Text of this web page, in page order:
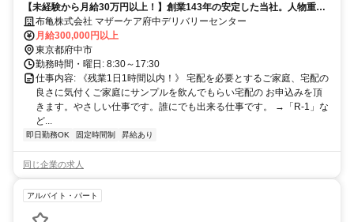
【未経験から月給30万円以上！】創業143年の安定した当社。人物重
視・年齢学歴不問です！
布亀株式会社 マザーケア府中デリバリーセンター
月給300,000円以上
東京都府中市
勤務時間・曜日: 8:30～17:30
仕事内容: 《残業1日1時間以内！》 宅配を必要とするご家庭、宅配の
良さに気付くご家庭にサンプルを飲んでもらい宅配の お申込みを頂
きます。やさしい仕事です。誰にでも出来る仕事です。 →「R-1」な
ど...
即日勤務OK 固定時間制 昇給あり
同じ企業の求人
アルバイト・パート